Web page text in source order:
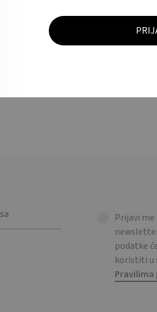
DODATNE INFORMACIJE
pojedinačno u crnoj poklon kutiji. /
Prijavi me
podatke
koristiti u